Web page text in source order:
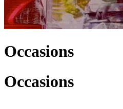
Occasions
Occasions